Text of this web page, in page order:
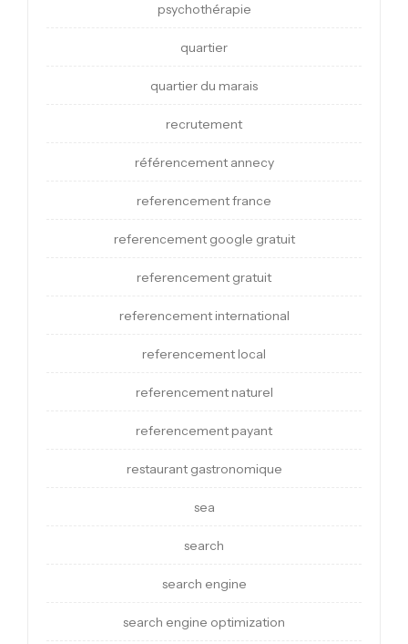
psychothérapie
quartier
quartier du marais
recrutement
référencement annecy
referencement france
referencement google gratuit
referencement gratuit
referencement international
referencement local
referencement naturel
referencement payant
restaurant gastronomique
sea
search
search engine
search engine optimization